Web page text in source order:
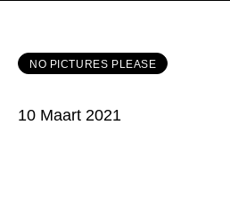
NO PICTURES PLEASE
10 Maart 2021